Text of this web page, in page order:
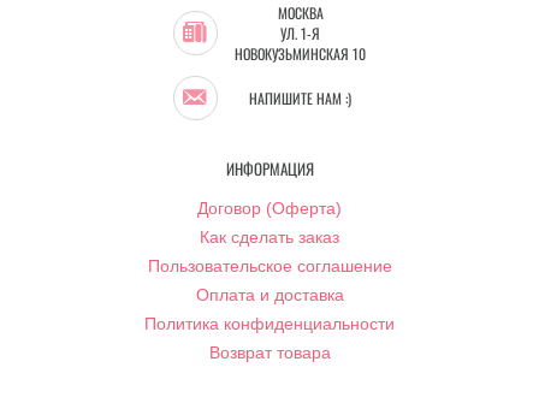
МОСКВА
УЛ. 1-Я
НОВОКУЗЬМИНСКАЯ 10
НАПИШИТЕ НАМ :)
ИНФОРМАЦИЯ
Договор (Оферта)
Как сделать заказ
Пользовательское соглашение
Оплата и доставка
Политика конфиденциальности
Возврат товара